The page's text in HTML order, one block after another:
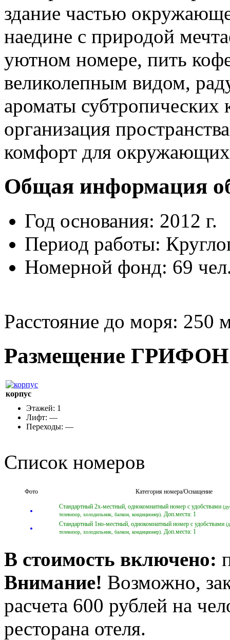
здание частью
наедине с природой
уютном номере, пить
великолепным видом,
ароматы субтропических
организация
комфорт для
Общая информация
Год основания: 2012 г.
Период работы:
Номерной фонд: 69
Расстояние до моря: 250
Размещение ГРИФОН
корпус
Этажей: 1
Лифт: —
Переходы: —
Список номеров
Фото Категория номера/Оснащение
Стандартный 2х-местный, однокомнатный номер с удобствами
телевизор, холодильник, балкон, кондиционер)
. Доп.места: 1
Стандартный 1но-местный, однокомнатный номер с удобствами
телевизор, холодильник, балкон, кондиционер)
. Доп.места: 1
В стоимость включено:
Внимание! Возможно,
расчета 600 рублей на
ресторана отеля.